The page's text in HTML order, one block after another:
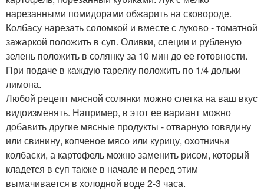
нарезанными помидорами обжарить на сковороде.
Колбасу нарезать соломкой и вместе с луково - томатной
зажаркой положить в суп. Оливки, специи и рубленую
зелень положить в солянку за 10 мин до ее готовности.
При подаче в каждую тарелку положить по 1/4 дольки
лимона.
Любой рецепт мясной солянки можно слегка на ваш вкус
видоизменять. Например, в этот ее вариант можно
добавить другие мясные продукты - отварную говядину
или свинину, копченое мясо или курицу, охотничьи
колбаски, а картофель можно заменить рисом, который
кладется в суп также в начале и перед этим
вымачивается в холодной воде 2-3 часа.